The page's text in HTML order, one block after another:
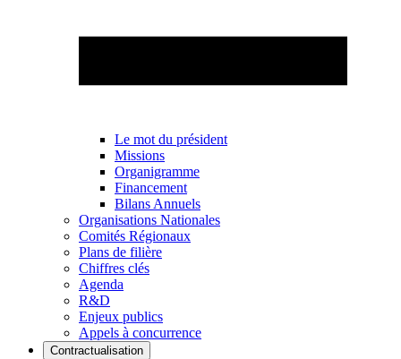
Le mot du président
Missions
Organigramme
Financement
Bilans Annuels
Organisations Nationales
Comités Régionaux
Plans de filière
Chiffres clés
Agenda
R&D
Enjeux publics
Appels à concurrence
Contractualisation